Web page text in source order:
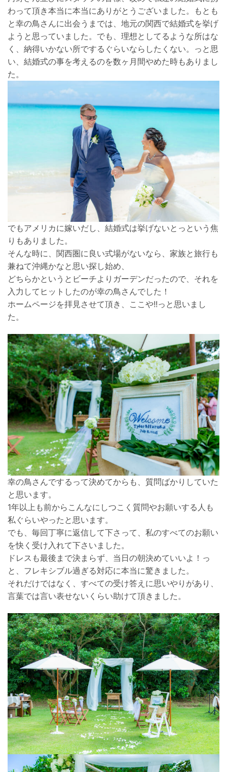
わって頂き本当に本当にありがとうございました。もとも
と幸の鳥さんに出会うまでは、地元の関西で結婚式を挙げ
ようと思っていました。でも、理想としてるような所はな
く、納得いかない所でするぐらいならしたくない。っと思
い、結婚式の事を考えるのを数ヶ月間やめた時もありまし
た。
でもアメリカに嫁いだし、結婚式は挙げないとっという焦
りもありました。
そんな時に、関西圏に良い式場がないなら、家族と旅行も
兼ねて沖縄かなと思い探し始め、
どちらかというとビーチよりガーデンだったので、それを
入力してヒットしたのが幸の鳥さんでした！
ホームページを拝見させて頂き、ここや!!っと思いまし
た。
幸の鳥さんでするって決めてからも、質問ばかりしていた
と思います。
1年以上も前からこんなにしつこく質問やお願いする人も
私ぐらいやったと思います。
でも、毎回丁寧に返信して下さって、私のすべてのお願い
を快く受け入れて下さいました。
ドレスも最後まで決まらず、当日の朝決めていいよ！っ
と、フレキシブル過ぎる対応に本当に驚きました。
それだけではなく、すべての受け答えに思いやりがあり、
言葉では言い表せないくらい助けて頂きました。